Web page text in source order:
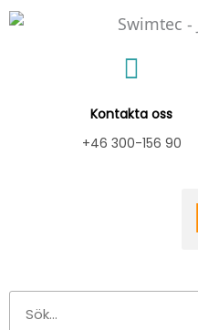
Hoppa
Kontakta oss
+46 300-156 90